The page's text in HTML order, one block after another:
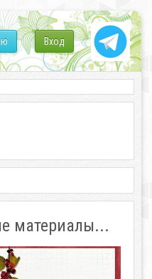
Вход
материалы...